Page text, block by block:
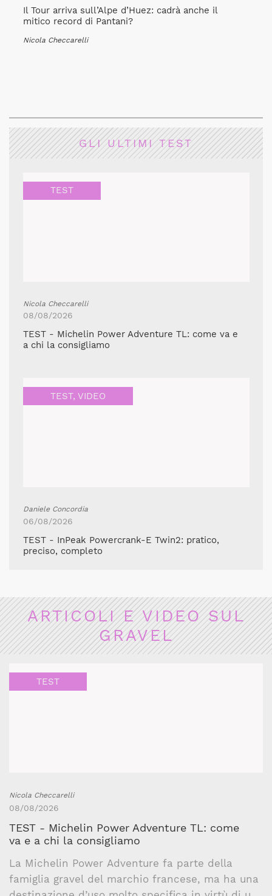
Il Tour arriva sull’Alpe d’Huez: cadrà anche il
mitico record di Pantani?
Nicola Checcarelli
GLI ULTIMI TEST
TEST
Nicola Checcarelli
08/08/2026
TEST - Michelin Power Adventure TL: come va e
a chi la consigliamo
TEST, VIDEO
Daniele Concordia
06/08/2026
TEST - InPeak Powercrank-E Twin2: pratico,
preciso, completo
ARTICOLI E VIDEO SUL
GRAVEL
TEST
Nicola Checcarelli
08/08/2026
TEST - Michelin Power Adventure TL: come
va e a chi la consigliamo
La Michelin Power Adventure fa parte della
famiglia gravel del marchio francese, ma ha una